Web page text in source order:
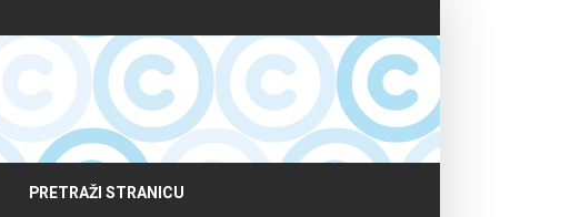
PRETRAŽI STRANICU